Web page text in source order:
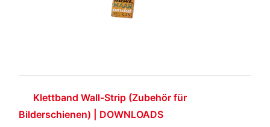
Klettband Wall-Strip (Zubehör für
Bilderschienen) | DOWNLOADS